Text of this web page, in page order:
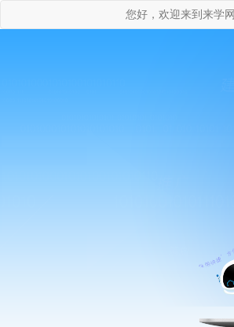
您好，欢迎来到来学网